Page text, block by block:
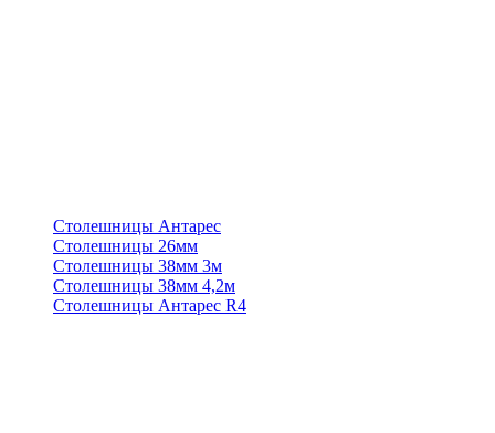
Столешницы Антарес
Столешницы 26мм
Столешницы 38мм 3м
Столешницы 38мм 4,2м
Столешницы Антарес R4